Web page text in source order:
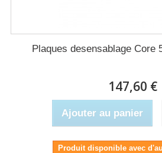
Plaques desensablage Core
147,60 €
Ajouter au panier
Produit disponible avec